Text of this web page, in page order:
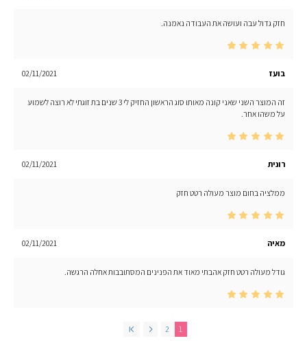
חזק גדול עבה ועושה את העבודה נאמנה.
בועז 02/11/2021
זה המוצר השני שאני קונה מאותו סוג הראשון החזיק לי 3 שנים בת זוגתי לא רוצה לשמוע
על משהו אחר.
רונית 02/11/2021
ממלציה בחום מוצר מעולה רטט חזק
מאיה 02/11/2021
גודל מעולה רטט חזק אהבתי מאוד את הפנינים המסתובבות אחלה הרגשה.
1
2